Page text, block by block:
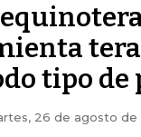
tipo de
26 de agosto de